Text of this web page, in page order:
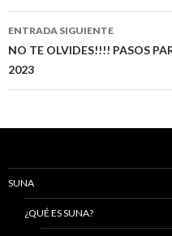
ENTRADA SIGUIENTE
NO TE OLVIDES!!!! PASOS
2023
SUNA
¿QUÉ ES SUNA?